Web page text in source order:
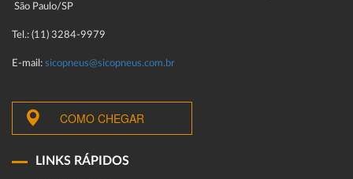
São Paulo/SP
Tel.: (11) 3284-9979
E-mail: sicopneus@sicopneus.com.br
COMO CHEGAR
LINKS RÁPIDOS